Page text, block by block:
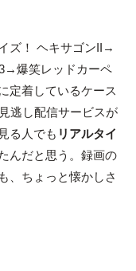
ズ！ ヘキサゴンII→
爆笑レッドカーペ
定着しているケース
逃し配信サービスが
る人でも リアルタイ
んだと思う。録画の
、ちょっと懐かしさ